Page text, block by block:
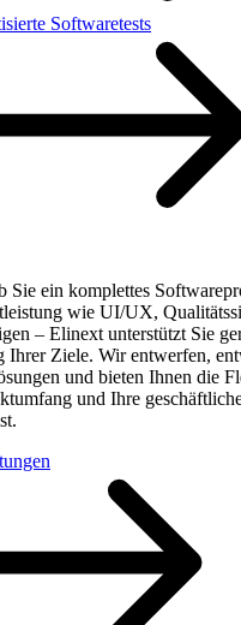
Softwaretests
Sie ein komplettes
wie UI/UX,
– Elinext unterstützt Sie
Ihrer Ziele. Wir entwerfen,
und bieten Ihnen die
und Ihre